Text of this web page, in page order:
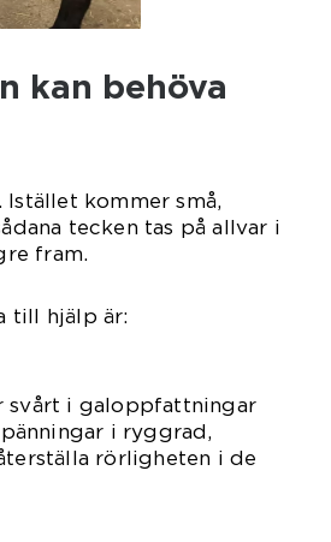
kan behöva
kommer små,
tecken tas på allvar i
fram.
till hjälp är:
svårt i galoppfattningar
i ryggrad,
rörligheten i de